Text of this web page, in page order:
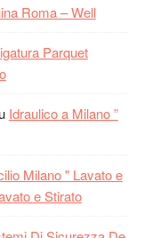
Roma – Well
Parquet
Idraulico a Milano ”
Milano " Lavato e
e Stirato